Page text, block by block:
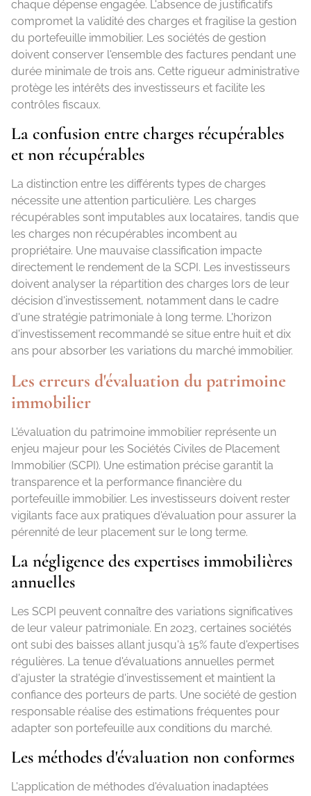
chaque dépense engagée. L'absence de justificatifs
compromet la validité des charges et fragilise la gestion
du portefeuille immobilier. Les sociétés de gestion
doivent conserver l'ensemble des factures pendant une
durée minimale de trois ans. Cette rigueur administrative
protège les intérêts des investisseurs et facilite les
contrôles fiscaux.
La confusion entre charges récupérables
et non récupérables
La distinction entre les différents types de charges
nécessite une attention particulière. Les charges
récupérables sont imputables aux locataires, tandis que
les charges non récupérables incombent au
propriétaire. Une mauvaise classification impacte
directement le rendement de la SCPI. Les investisseurs
doivent analyser la répartition des charges lors de leur
décision d'investissement, notamment dans le cadre
d'une stratégie patrimoniale à long terme. L'horizon
d'investissement recommandé se situe entre huit et dix
ans pour absorber les variations du marché immobilier.
Les erreurs d'évaluation du patrimoine
immobilier
L'évaluation du patrimoine immobilier représente un
enjeu majeur pour les Sociétés Civiles de Placement
Immobilier (SCPI). Une estimation précise garantit la
transparence et la performance financière du
portefeuille immobilier. Les investisseurs doivent rester
vigilants face aux pratiques d'évaluation pour assurer la
pérennité de leur placement sur le long terme.
La négligence des expertises immobilières
annuelles
Les SCPI peuvent connaître des variations significatives
de leur valeur patrimoniale. En 2023, certaines sociétés
ont subi des baisses allant jusqu'à 15% faute d'expertises
régulières. La tenue d'évaluations annuelles permet
d'ajuster la stratégie d'investissement et maintient la
confiance des porteurs de parts. Une société de gestion
responsable réalise des estimations fréquentes pour
adapter son portefeuille aux conditions du marché.
Les méthodes d'évaluation non conformes
L'application de méthodes d'évaluation inadaptées